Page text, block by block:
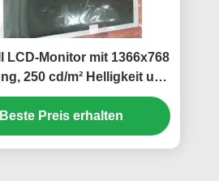
LCD-Monitor mit 1366x768
250 cd/m² Helligkeit und
Stunden WLED-
für
Desktops
Beste Preis erhalten